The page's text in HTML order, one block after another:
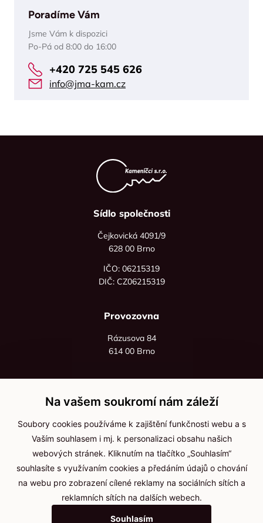
Poradíme Vám
Jsme Vám k dispozici
Po-Pá od 8:00 do 16:00
+420 725 545 626
info@jma-kam.cz
Sídlo společnosti
Čejkovická 4091/9
628 00 Brno
IČO: 06215319
DIČ: CZ06215319
Provozovna
Rázusova 84
614 00 Brno
+420 736 535 066
Po - pá: 8:00 - 16:00
info@jma-kam.cz
Důležité informace
Ochrana osobních údajů
Cookies
Na vašem soukromí nám záleží
Soubory cookies používáme k zajištění funkčnosti webu a s
Vaším souhlasem i mj. k personalizaci obsahu našich
webových stránek. Kliknutím na tlačítko „Souhlasím“
souhlasíte s využívaním cookies a předáním údajů o chování
na webu pro zobrazení cílené reklamy na sociálních sítích a
reklamních sítích na dalších webech.
Souhlasím